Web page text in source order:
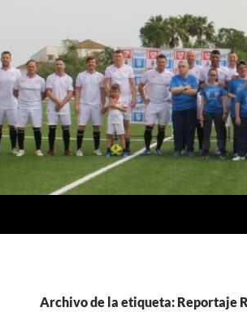
Archivo de la etiqueta: Reportaje